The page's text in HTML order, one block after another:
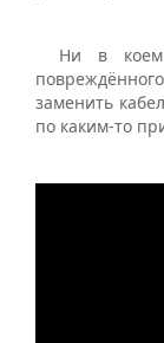
Ни в коем
заменить
по каким-то